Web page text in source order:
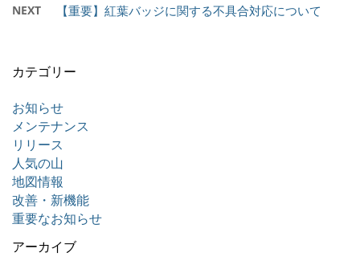
NEXT 【重要】紅葉バッジに関する不具合対応について
カテゴリー
お知らせ
メンテナンス
リリース
人気の山
地図情報
改善・新機能
重要なお知らせ
アーカイブ